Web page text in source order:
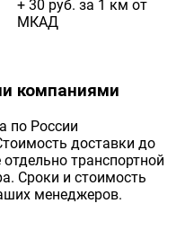
+ 30 руб. за 1 км от
МКАД
компаниями
по России
доставки до
транспортной
Сроки и стоимость
менеджеров.